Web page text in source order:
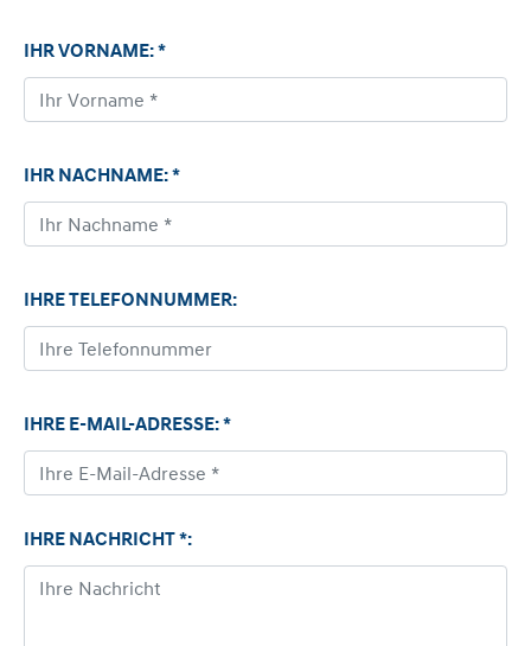
IHR VORNAME: *
IHR NACHNAME: *
IHRE TELEFONNUMMER:
IHRE E-MAIL-ADRESSE: *
IHRE NACHRICHT *: